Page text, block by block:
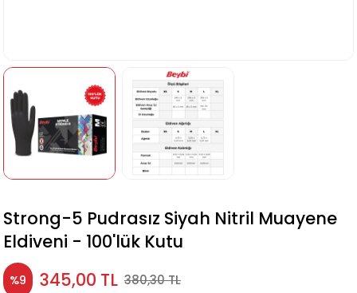
Strong-5 Pudrasız Siyah Nitril Muayene
Eldiveni - 100'lük Kutu
%9 345,00 TL 380,30 TL